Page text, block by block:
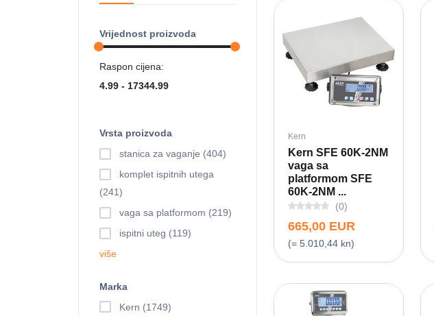
Kern
Kern SFE 60K-2NM
vaga sa
platformom SFE
60K-2NM ...
(0)
665,00 EUR
(= 5.010,44 kn)
Vrijednost proizvoda
Raspon cijena:
Vrsta proizvoda
stanica za vaganje (404)
komplet ispitnih utega
(241)
vaga sa platformom (219)
ispitni uteg (119)
više
Marka
Kern (1749)